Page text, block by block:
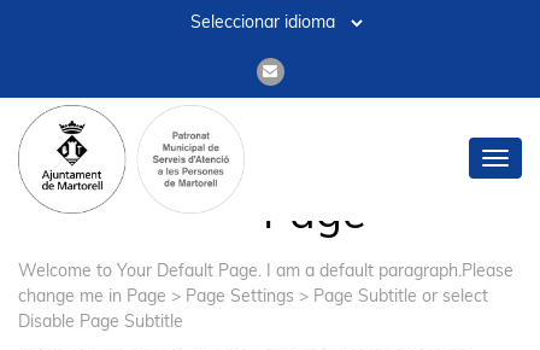
Page
Welcome to Your Default Page. I am a default paragraph.Please
change me in Page > Page Settings > Page Subtitle or select
Disable Page Subtitle